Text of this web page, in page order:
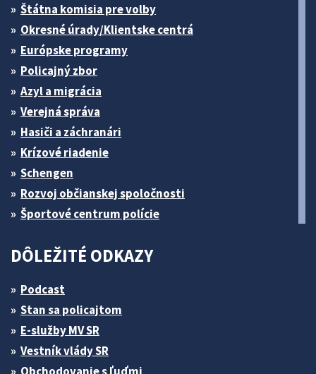
Štátna komisia pre volby
Okresné úrady/Klientske centrá
Európske programy
Policajný zbor
Azyl a migrácia
Verejná správa
Hasiči a záchranári
Krízové riadenie
Schengen
Rozvoj občianskej spoločnosti
Športové centrum polície
DÔLEŽITÉ ODKAZY
Podcast
Stan sa policajtom
E-služby MV SR
Vestník vlády SR